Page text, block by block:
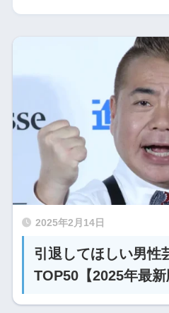
2025年2月14日
引退してほしい男性
TOP50【2025年最新